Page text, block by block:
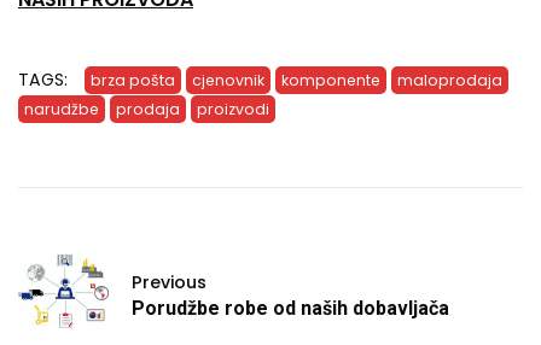
TAGS: brza pošta cjenovnik komponente
maloprodaja
narudžbe
prodaja proizvodi
Previous
Porudžbe robe od naših dobavljača